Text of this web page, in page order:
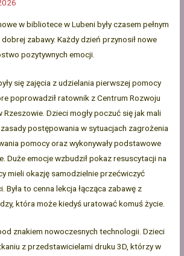
w bibliotece w Lubeni były czasem pełnym
zabawy. Każdy dzień przynosił nowe
pozytywnych emocji.
się zajęcia z udzielania pierwszej pomocy
poprowadził ratownik z Centrum Rozwoju
Rzeszowie. Dzieci mogły poczuć się jak mali
postępowania w sytuacjach zagrożenia
pomocy oraz wykonywały podstawowe
Duże emocje wzbudził pokaz resuscytacji na
mieli okazję samodzielnie przećwiczyć
Była to cenna lekcja łącząca zabawę z
która może kiedyś uratować komuś życie.
znakiem nowoczesnych technologii. Dzieci
z przedstawicielami druku 3D, którzy w